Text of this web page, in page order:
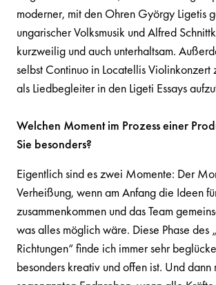
moderner, mit den Ohren György Ligetis
ungarischer Volksmusik und Alfred
kurzweilig und auch unterhaltsam.
selbst Continuo in Locatellis Violinkonzert
als Liedbegleiter in den Ligeti Essays
Welchen Moment im Prozess einer
Sie besonders?
Eigentlich sind es zwei Momente: Der
Verheißung, wenn am Anfang die Ideen
zusammenkommen und das Team
was alles möglich wäre. Diese Phase des
Richtungen“ finde ich immer sehr
besonders kreativ und offen ist. Und dann